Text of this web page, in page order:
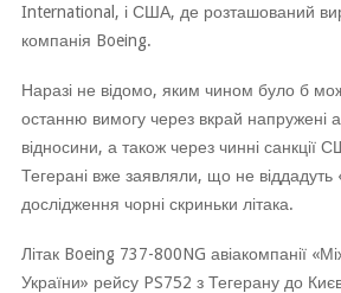
International, і США, де розташований
компанія Boeing.
Наразі не відомо, яким чином було б
останню вимогу через вкрай напружені
відносини, а також через чинні санкції
Тегерані вже заявляли, що не віддадуть
дослідження чорні скриньки літака.
Літак Boeing 737-800NG авіакомпанії
України» рейсу PS752 з Тегерану до